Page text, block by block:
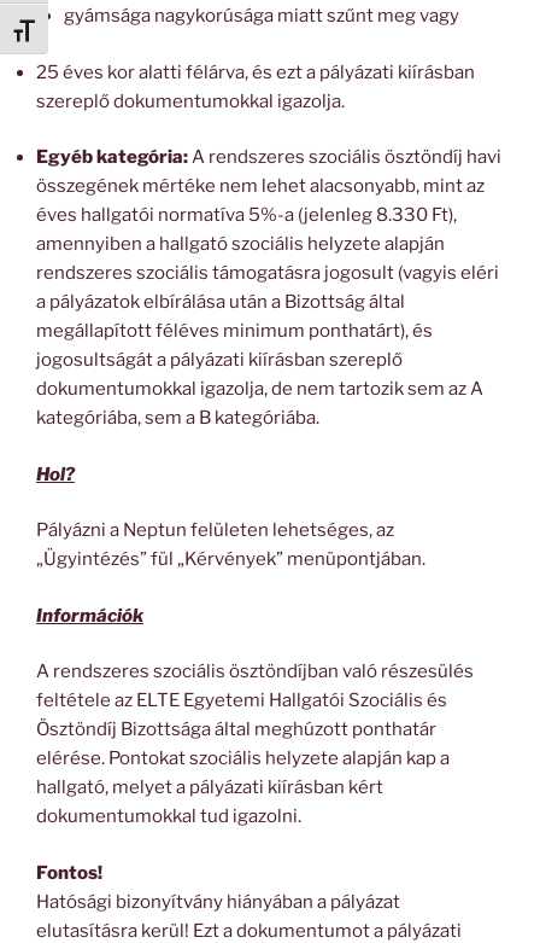
Betűméret váltása
gyámsága nagykorúsága miatt szűnt meg vagy
25 éves kor alatti félárva, és ezt a pályázati kiírásban
szereplő dokumentumokkal igazolja.
Egyéb kategória:A rendszeres szociális ösztöndíj havi
összegének mértéke nem lehet alacsonyabb, mint az
éves hallgatói normatíva 5%-a (jelenleg 8.330 Ft),
amennyiben a hallgató szociális helyzete alapján
rendszeres szociális támogatásra jogosult (vagyis eléri
a pályázatok elbírálása után a Bizottság által
megállapított féléves minimum ponthatárt), és
jogosultságát a pályázati kiírásban szereplő
dokumentumokkal igazolja, de nem tartozik sem az A
kategóriába, sem a B kategóriába.
Hol?
Pályázni a Neptun felületen lehetséges, az
„Ügyintézés” fül „Kérvények” menüpontjában.
Információk
A rendszeres szociális ösztöndíjban való részesülés
feltétele az ELTE Egyetemi Hallgatói Szociális és
Ösztöndíj Bizottsága által meghúzott ponthatár
elérése. Pontokat szociális helyzete alapján kap a
hallgató, melyet a pályázati kiírásban kért
dokumentumokkal tud igazolni.
Fontos!
Hatósági bizonyítvány hiányában a pályázat
elutasításra kerül! Ezt a dokumentumot a pályázati